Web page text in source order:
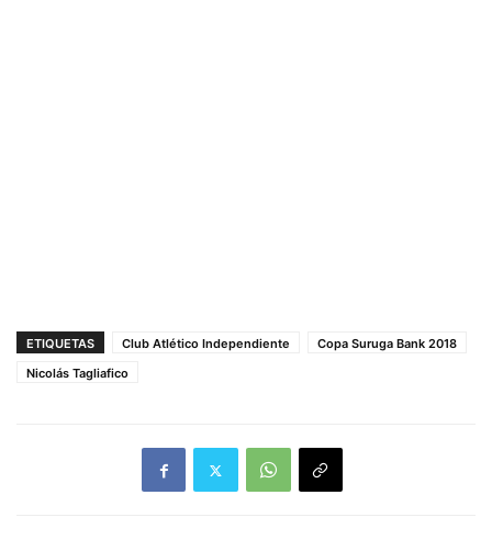
ETIQUETAS Club Atlético Independiente
Copa Suruga Bank 2018
Nicolás Tagliafico